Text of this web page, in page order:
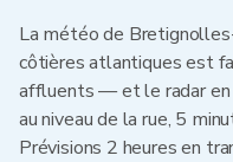
La météo de
côtières atlantiques est
affluents — et le radar
au niveau de la rue, 5
Prévisions 2 heures en